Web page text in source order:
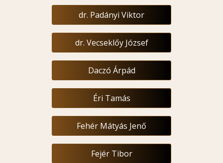
dr. Padányi Viktor
dr. Vecseklőy József
Daczó Árpád
Éri Tamás
Fehér Mátyás Jenő
Fejér Tibor